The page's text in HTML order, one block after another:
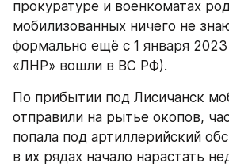
прокуратуре и военкоматах
мобилизованных ничего не
формально ещё с 1 января 2023
«ЛНР» вошли в ВС РФ).
По прибытии под Лисичанск
отправили на рытье окопов,
попала под артиллерийский
в их рядах начало нарастать